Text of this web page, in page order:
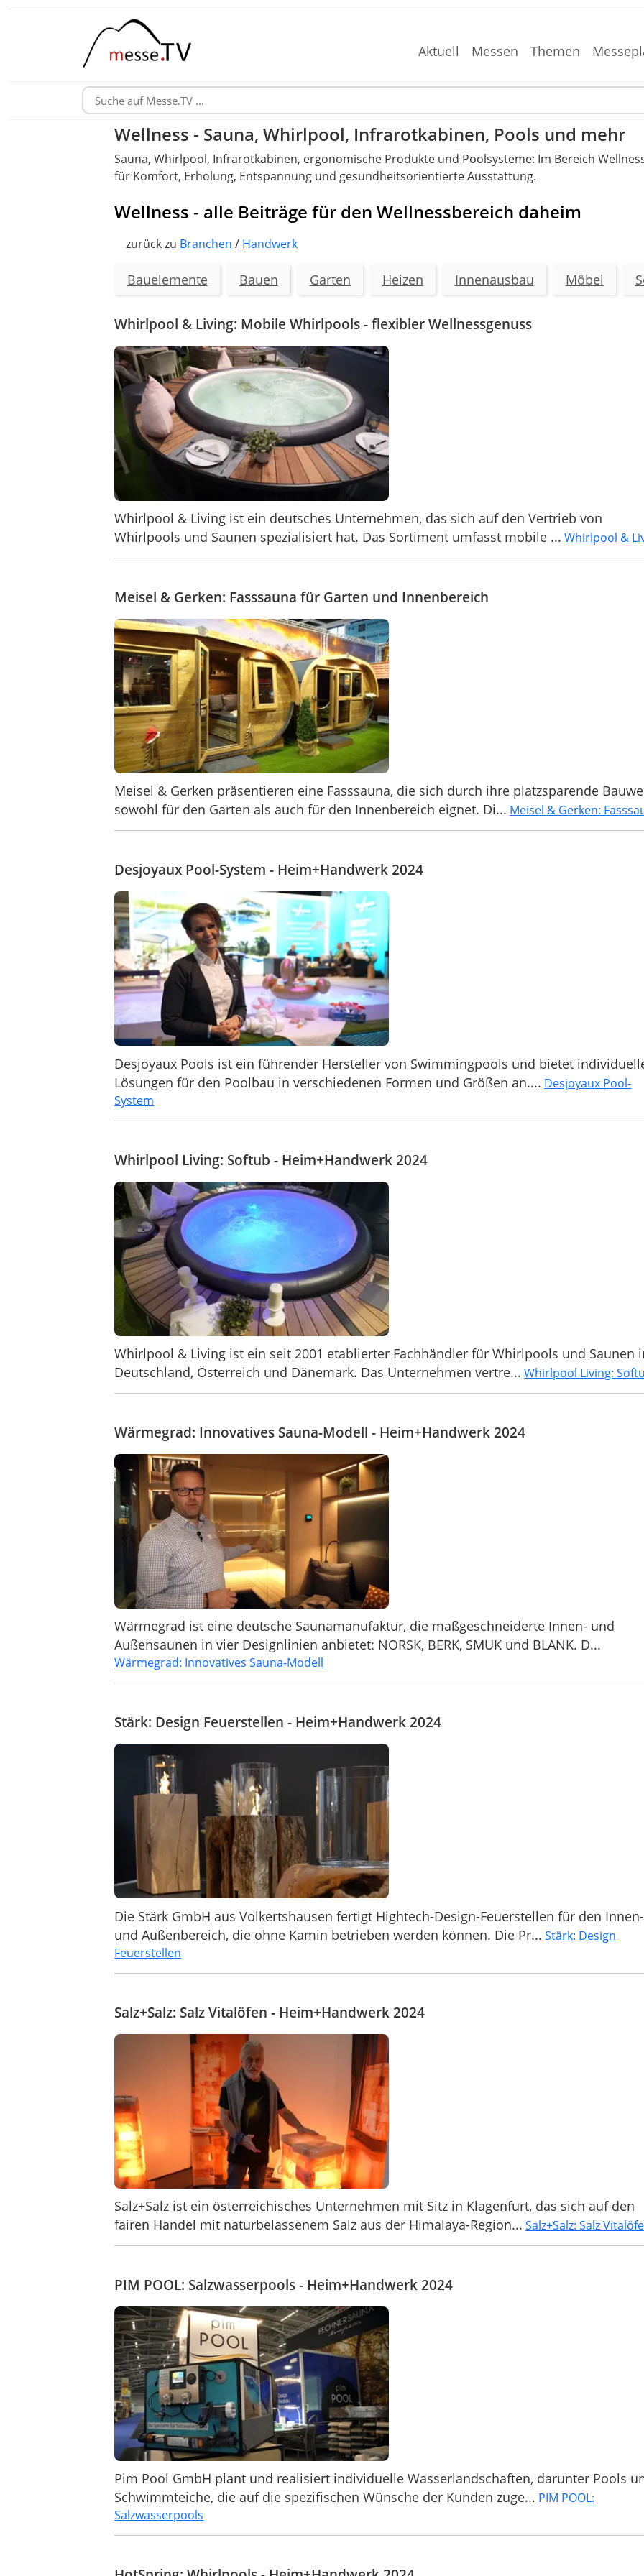
Aktuell Messen Themen
Wellness - Sauna, Whirlpool, Infrarotkabinen, Pools und mehr
Sauna, Whirlpool, Infrarotkabinen, ergonomische Produkte und Poolsysteme: Im Bereich
für Komfort, Erholung, Entspannung und gesundheitsorientierte Ausstattung.
Wellness - alle Beiträge für den Wellnessbereich daheim
zurück zu Branchen / Handwerk
Bauelemente Bauen Garten Heizen Innenausbau Möbel
Whirlpool & Living: Mobile Whirlpools - flexibler Wellnessgenuss
Whirlpool & Living ist ein deutsches Unternehmen, das sich auf den Vertrieb von
Whirlpools und Saunen spezialisiert hat. Das Sortiment umfasst mobile ... Whirlpool &
Meisel & Gerken: Fasssauna für Garten und Innenbereich
Meisel & Gerken präsentieren eine Fasssauna, die sich durch ihre platzsparende
sowohl für den Garten als auch für den Innenbereich eignet. Di... Meisel & Gerken:
Desjoyaux Pool-System - Heim+Handwerk 2024
Desjoyaux Pools ist ein führender Hersteller von Swimmingpools und bietet
Lösungen für den Poolbau in verschiedenen Formen und Größen an.... Desjoyaux Pool-
System
Whirlpool Living: Softub - Heim+Handwerk 2024
Whirlpool & Living ist ein seit 2001 etablierter Fachhändler für Whirlpools und Saunen
Deutschland, Österreich und Dänemark. Das Unternehmen vertre... Whirlpool Living:
Wärmegrad: Innovatives Sauna-Modell - Heim+Handwerk 2024
Wärmegrad ist eine deutsche Saunamanufaktur, die maßgeschneiderte Innen- und
Außensaunen in vier Designlinien anbietet: NORSK, BERK, SMUK und BLANK. D...
Wärmegrad: Innovatives Sauna-Modell
Stärk: Design Feuerstellen - Heim+Handwerk 2024
Die Stärk GmbH aus Volkertshausen fertigt Hightech-Design-Feuerstellen für den Innen-
und Außenbereich, die ohne Kamin betrieben werden können. Die Pr... Stärk: Design
Feuerstellen
Salz+Salz: Salz Vitalöfen - Heim+Handwerk 2024
Salz+Salz ist ein österreichisches Unternehmen mit Sitz in Klagenfurt, das sich auf den
fairen Handel mit naturbelassenem Salz aus der Himalaya-Region... Salz+Salz: Salz
PIM POOL: Salzwasserpools - Heim+Handwerk 2024
Pim Pool GmbH plant und realisiert individuelle Wasserlandschaften, darunter Pools
Schwimmteiche, die auf die spezifischen Wünsche der Kunden zuge... PIM POOL:
Salzwasserpools